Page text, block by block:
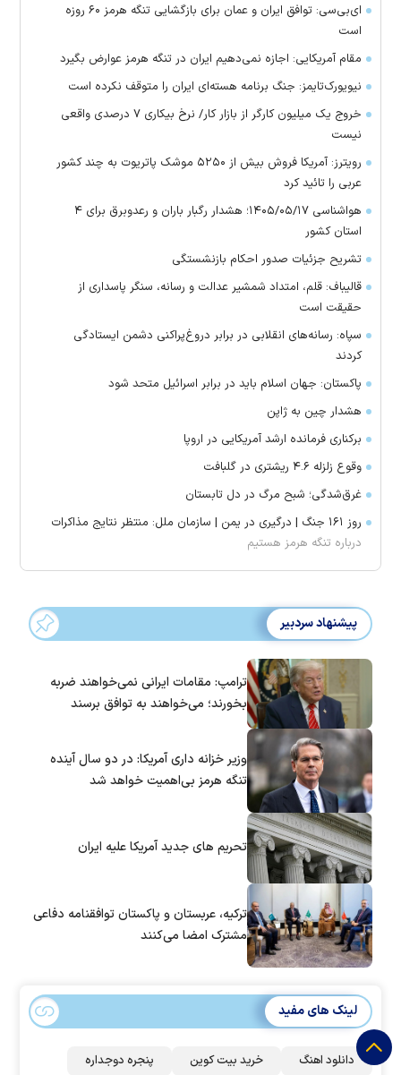
ای‌بی‌سی: توافق ایران و عمان برای بازگشایی تنگه هرمز ۶۰ روزه
است
مقام آمریکایی: اجازه نمی‌دهیم ایران در تنگه هرمز عوارض بگیرد
نیویورک‌تایمز: جنگ برنامه هسته‌ای ایران را متوقف نکرده است
خروج یک میلیون کارگر از بازار کار/ نرخ بیکاری ۷ درصدی واقعی
نیست
رویترز: آمریکا فروش بیش از ۵۲۵۰ موشک پاتریوت به چند کشور
عربی را تائید کرد
هواشناسی ۱۴۰۵/۰۵/۱۷؛ هشدار رگبار باران و رعدوبرق برای ۴
استان کشور
تشریح جزئیات صدور احکام بازنشستگی
قالیباف: قلم، امتداد شمشیر عدالت و رسانه، سنگر پاسداری از
حقیقت است
سپاه: رسانه‌های انقلابی در برابر دروغ‌پراکنی دشمن ایستادگی
کردند
پاکستان: جهان اسلام باید در برابر اسرائیل متحد شود
هشدار چین به ژاپن
برکناری فرمانده ارشد آمریکایی در اروپا
وقوع زلزله ۴.۶ ریشتری در گلبافت
غرق‌شدگی؛ شبح مرگ در دل تابستان
روز ۱۶۱ جنگ | درگیری در یمن | سازمان ملل: منتظر نتایج مذاکرات
درباره تنگه هرمز هستیم
پیشنهاد سردبیر
ترامپ: مقامات ایرانی نمی‌خواهند ضربه
بخورند؛ می‌خواهند به توافق برسند
وزیر خزانه داری آمریکا: در دو سال آینده
تنگه هرمز بی‌اهمیت خواهد شد
تحریم های جدید آمریکا علیه ایران
ترکیه، عربستان و پاکستان توافقنامه دفاعی
مشترک امضا می‌کنند
لینک های مفید
دانلود اهنگ خرید بیت کوین پنجره دوجداره